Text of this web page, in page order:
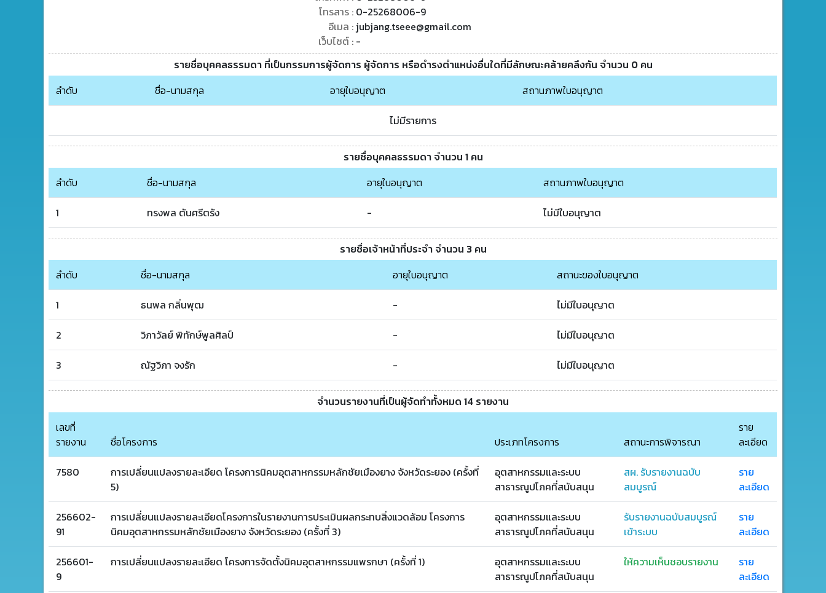
โทรสาร : 0-25268006-9
อีเมล : jubjang.tseee@gmail.com
เว็บไซต์ : -
รายชื่อบุคคลธรรมดา ที่เป็นกรรมการผู้จัดการ ผู้จัดการ หรือดำรงตำแหน่งอื่นใดที่มีลักษณะคล้ายคลึงกัน จำนวน 0 คน
ลำดับ
ชื่อ-นามสกุล อายุใบอนุญาต สถานภาพใบอนุญาต
ไม่มีรายการ
รายชื่อบุคคลธรรมดา จำนวน 1 คน
ลำดับ
ชื่อ-นามสกุล อายุใบอนุญาต สถานภาพใบอนุญาต
1 ทรงพล ตันศรีตรัง - ไม่มีใบอนุญาต
รายชื่อเจ้าหน้าที่ประจำ จำนวน 3 คน
ลำดับ
ชื่อ-นามสกุล อายุใบอนุญาต สถานะของใบอนุญาต
1 ธนพล กลิ่นพุฒ - ไม่มีใบอนุญาต
2 วิภาวัลย์ พิทักษ์พูลศิลป์ - ไม่มีใบอนุญาต
3 ณัฐวิภา จงรัก - ไม่มีใบอนุญาต
จำนวนรายงานที่เป็นผู้จัดทำทั้งหมด 14 รายงาน
เลขที่
รายงาน
ชื่อโครงการ ประเภทโครงการ สถานะการพิจารณา
ราย
ละเอียด
7580
การเปลี่ยนแปลงรายละเอียด โครงการนิคมอุตสาหกรรมหลักชัยเมืองยาง จังหวัดระยอง (ครั้งที่
5)
อุตสาหกรรมและระบบ
สาธารณูปโภคที่สนับสนุน
สผ. รับรายงานฉบับ
สมบูรณ์
ราย
ละเอียด
256602-
91
การเปลี่ยนแปลงรายละเอียดโครงการในรายงานการประเมินผลกระทบสิ่งแวดล้อม โครงการ
นิคมอุตสาหกรรมหลักชัยเมืองยาง จังหวัดระยอง (ครั้งที่ 3)
อุตสาหกรรมและระบบ
สาธารณูปโภคที่สนับสนุน
รับรายงานฉบับสมบูรณ์
เข้าระบบ
ราย
ละเอียด
256601-
9
การเปลี่ยนแปลงรายละเอียด โครงการจัดตั้งนิคมอุตสาหกรรมแพรกษา (ครั้งที่ 1)
อุตสาหกรรมและระบบ
สาธารณูปโภคที่สนับสนุน
ให้ความเห็นชอบรายงาน
ราย
ละเอียด